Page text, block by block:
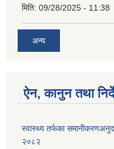
मिति: 09/28/2025 - 11:38
अन्य
ऐन, कानुन तथा
स्वास्थ्य तर्फका
२०८२